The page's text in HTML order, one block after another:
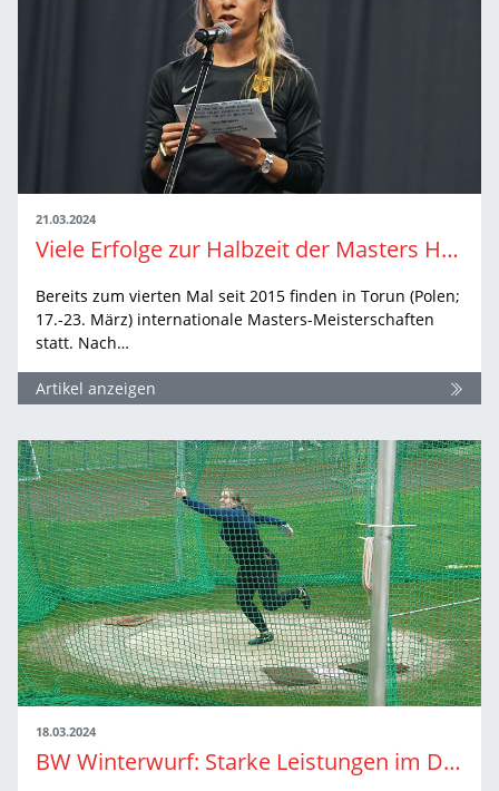
21.03.2024
Viele Erfolge zur Halbzeit der Masters Hallen-EM mit Winterwurf in Torun
Bereits zum vierten Mal seit 2015 finden in Torun (Polen;
17.-23. März) internationale Masters-Meisterschaften
statt. Nach…
Artikel anzeigen
18.03.2024
BW Winterwurf: Starke Leistungen im Diskus-, Hammer- und Speerwurf